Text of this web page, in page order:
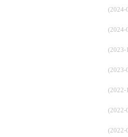
(2024-
(2024-
(2023-
(2023-
(2022-
(2022-
(2022-